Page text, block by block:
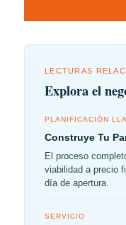
LECTURAS
Explora el
PLANIFICACIÓN
Construye Tu
El proceso
viabilidad a precio
día de apertura.
SERVICIO